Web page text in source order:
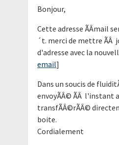
Bonjour,
Cette adresse ÃÂmail
´t. merci de mettre ÃÂ
d'adresse avec la
email]
Dans un soucis de
envoyÃÂ© ÃÂ l'instant
transfÃÂ©rÃÂ©
boite.
Cordialement